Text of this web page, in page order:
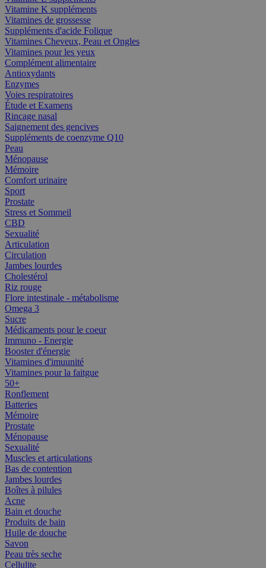
Vitamine K suppléments
Vitamines de grossesse
Suppléments d'acide Folique
Vitamines Cheveux, Peau et Ongles
Vitamines pour les yeux
Complément alimentaire
Antioxydants
Enzymes
Voies respiratoires
Étude et Examens
Rincage nasal
Saignement des gencives
Suppléments de coenzyme Q10
Peau
Ménopause
Mémoire
Comfort urinaire
Sport
Prostate
Stress et Sommeil
CBD
Sexualité
Articulation
Circulation
Jambes lourdes
Cholestérol
Riz rouge
Flore intestinale - métabolisme
Omega 3
Sucre
Médicaments pour le coeur
Immuno - Energie
Booster d'énergie
Vitamines d'imuunité
Vitamines pour la faitgue
50+
Ronflement
Batteries
Mémoire
Prostate
Ménopause
Sexualité
Muscles et articulations
Bas de contention
Jambes lourdes
Boîtes à pilules
Acne
Bain et douche
Produits de bain
Huile de douche
Savon
Peau très seche
Cellulite